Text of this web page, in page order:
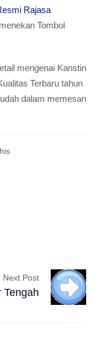
Rajasa
Tombol
mengenai Kanstin
Terbaru tahun
dalam memesan
Next Post
Tengah